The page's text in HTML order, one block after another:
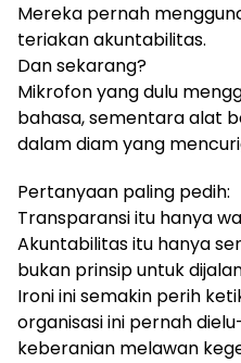
Mereka pernah
teriakan akuntabilitas.
Dan sekarang?
Mikrofon yang dulu
bahasa, sementara alat
dalam diam yang
Pertanyaan paling pedih:
Transparansi itu hanya
Akuntabilitas itu hanya
bukan prinsip untuk
Ironi ini semakin perih
organisasi ini pernah
keberanian melawan